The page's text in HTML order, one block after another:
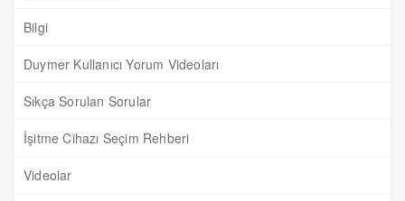
Bilgi
Duymer Kullanıcı Yorum Videoları
Sıkça Sorulan Sorular
İşitme Cihazı Seçim Rehberi
Videolar